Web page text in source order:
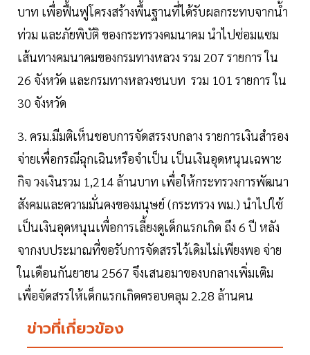
บาท เพื่อฟื้นฟูโครงสร้างพื้นฐานที่ได้รับผลกระทบจากน้ำ
ท่วม และภัยพิบัติ ของกระทรวงคมนาคม นำไปซ่อมแซม
เส้นทางคมนาคมของกรมทางหลวง รวม 207 รายการ ใน
26 จังหวัด และกรมทางหลวงชนบท รวม 101 รายการ ใน
30 จังหวัด
3. ครม.มีมติเห็นชอบการจัดสรรงบกลาง รายการเงินสำรอง
จ่ายเพื่อกรณีฉุกเฉินหรือจำเป็น เป็นเงินอุดหนุนเฉพาะ
กิจ วงเงินรวม 1,214 ล้านบาท เพื่อให้กระทรวงการพัฒนา
สังคมและความมั่นคงของมนุษย์ (กระทรวง พม.) นำไปใช้
เป็นเงินอุดหนุนเพื่อการเลี้ยงดูเด็กแรกเกิด ถึง 6 ปี หลัง
จากงบประมาณที่ขอรับการจัดสรรไว้เดิมไม่เพียงพอ จ่าย
ในเดือนกันยายน 2567 จึงเสนอมาของบกลางเพิ่มเติม
เพื่อจัดสรรให้เด็กแรกเกิดครอบคลุม 2.28 ล้านคน
ข่าวที่เกี่ยวข้อง